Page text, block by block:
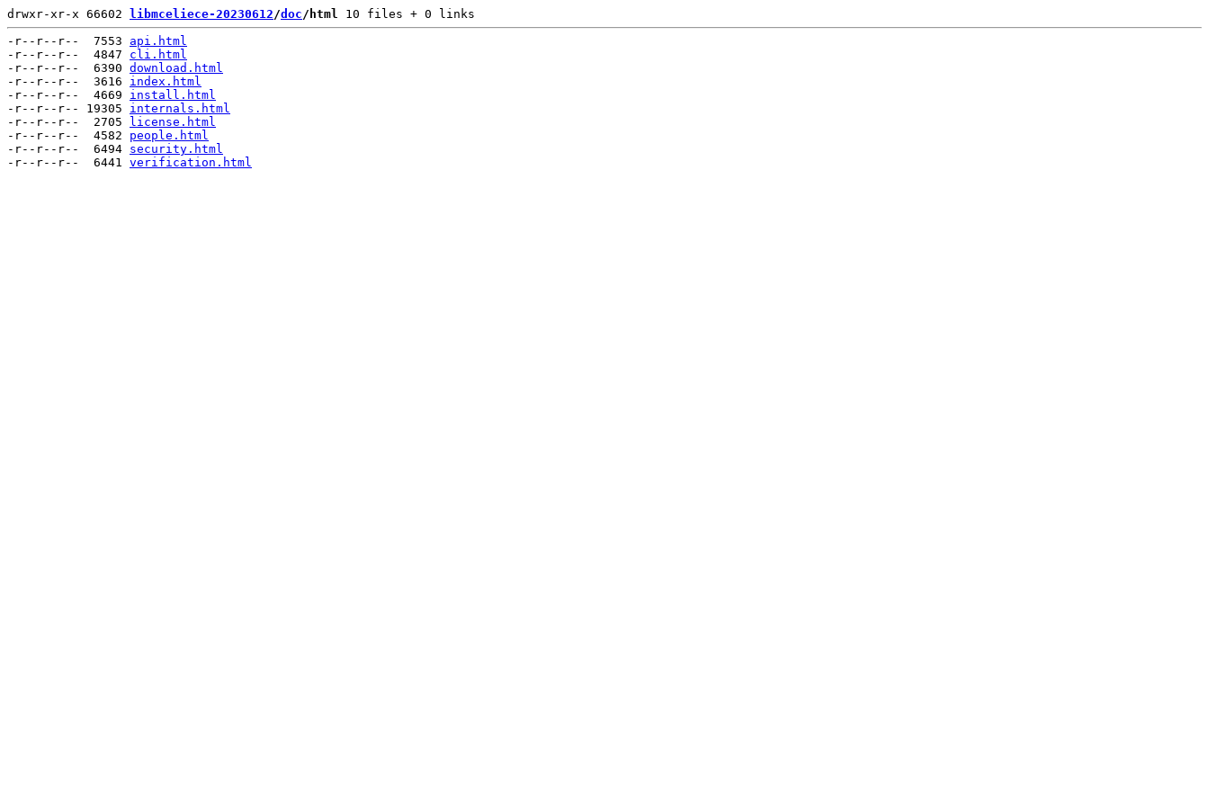
drwxr-xr-x 66602 libmceliece-20230612/doc/html 10 files + 0 links
-r--r--r--  7553 api.html
-r--r--r--  4847 cli.html
-r--r--r--  6390 download.html
-r--r--r--  3616 index.html
-r--r--r--  4669 install.html
-r--r--r-- 19305 internals.html
-r--r--r--  2705
license.html
-r--r--r--  4582 people.html
-r--r--r--  6494 security.html
-r--r--r--  6441 verification.html